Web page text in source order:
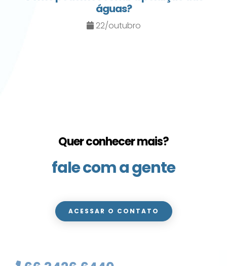
águas?
22/outubro
Quer conhecer mais?
fale com a gente
ACESSAR O CONTATO